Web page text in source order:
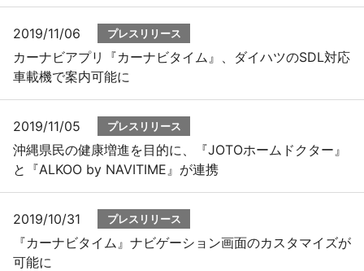
2019/11/06 プレスリリース
カーナビアプリ『カーナビタイム』、ダイハツのSDL対応
車載機で案内可能に
2019/11/05 プレスリリース
沖縄県民の健康増進を目的に、『JOTOホームドクター』
と『ALKOO by NAVITIME』が連携
2019/10/31 プレスリリース
『カーナビタイム』ナビゲーション画面のカスタマイズが
可能に